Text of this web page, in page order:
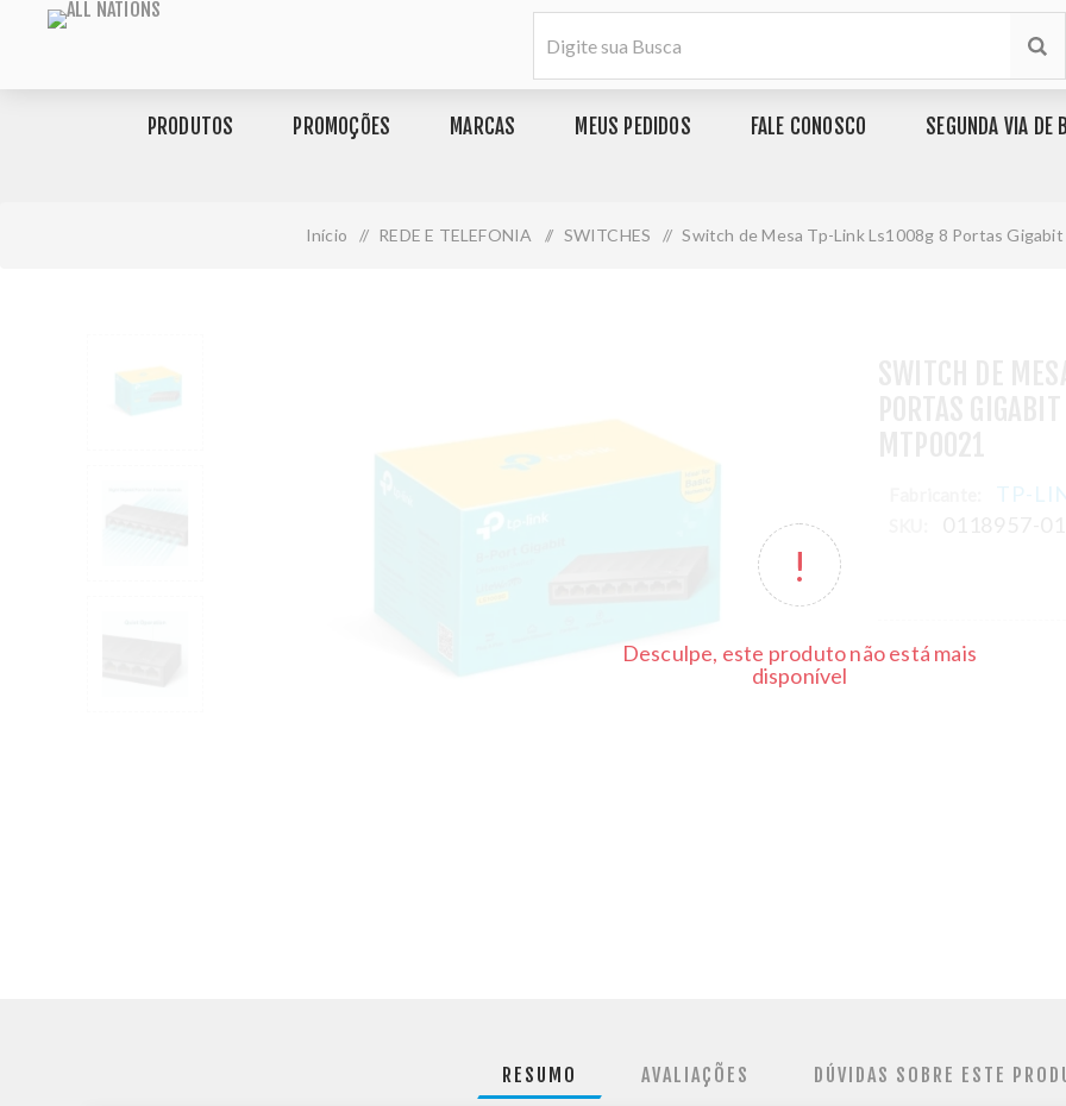
PRODUTOS PROMOÇÕES MARCAS MEUS PEDIDOS FALE CONOSCO SEGUNDA VIA DE
Início / REDE E TELEFONIA / SWITCHES / Switch de Mesa Tp-Link Ls1008g 8 Portas
Desculpe, este produto não está mais
disponível
TP-
RESUMO AVALIAÇÕES DÚVIDAS SOBRE ESTE